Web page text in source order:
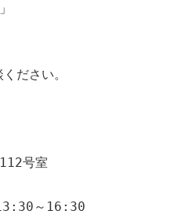
ださい。
号室
～16:30